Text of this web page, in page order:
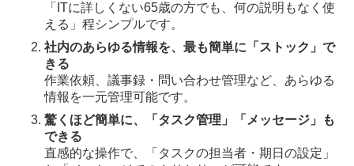
「ITに詳しくない65歳の方でも、何の説明もなく使
える」程シンプルです。
社内のあらゆる情報を、最も簡単に「ストック」で
きる
作業依頼、議事録・問い合わせ管理など、あらゆる
情報を一元管理可能です。
驚くほど簡単に、「タスク管理」「メッセージ」も
できる
直感的な操作で、「タスクの担当者・期日の設定」